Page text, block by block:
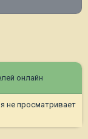
онлайн
не просматривает